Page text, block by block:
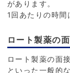
があります。
1回あたりの時間
ロート製薬の
ロート製薬の面
といった一般的